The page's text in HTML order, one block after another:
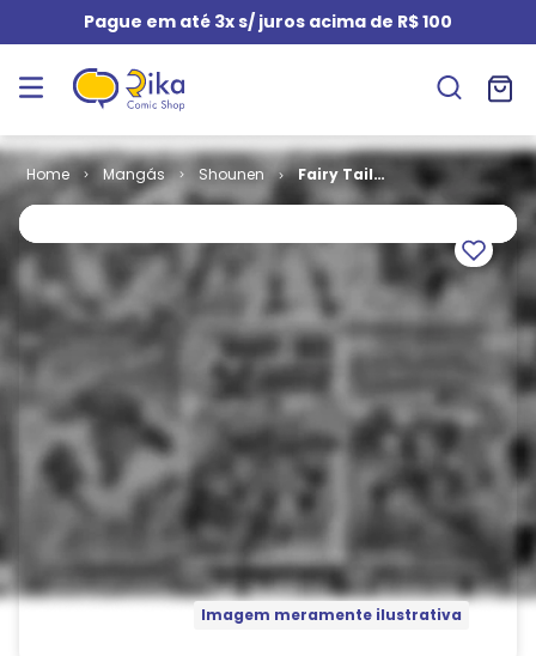
Pague em até 3x s/ juros acima de R$ 100
Mangás Shounen
Fairy Tail
(Reimpressão)
Imagem meramente ilustrativa